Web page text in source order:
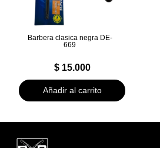
Barbera clasica negra DE-
669
$15.000
Añadir al carrito